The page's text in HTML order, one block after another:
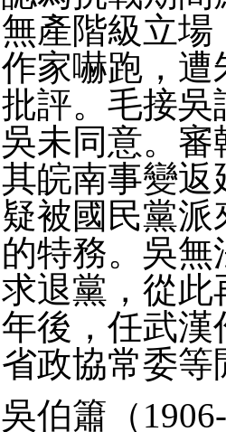
無產階級立
作家嚇跑，遭
批評。毛接吳
吳未同意。審
其皖南事變返
疑被國民黨
的特務。吳
求退黨，從此
年後，任武漢
省政協常委等
吳伯簫（